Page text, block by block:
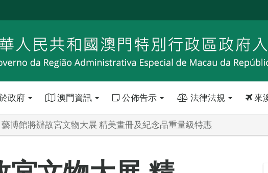
政府 澳門資訊 公佈告示 法律法規 來
藝博館將辦故宮文物大展 精美畫冊及紀念品重量級特惠